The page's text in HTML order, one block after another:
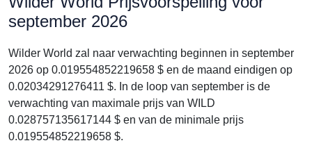
september 2026
Wilder World zal naar verwachting beginnen in september
2026 op 0.019554852219658 $ en de maand eindigen op
0.02034291276411 $. In de loop van september is de
verwachting van maximale prijs van WILD
0.028757135617144 $ en van de minimale prijs
0.019554852219658 $.